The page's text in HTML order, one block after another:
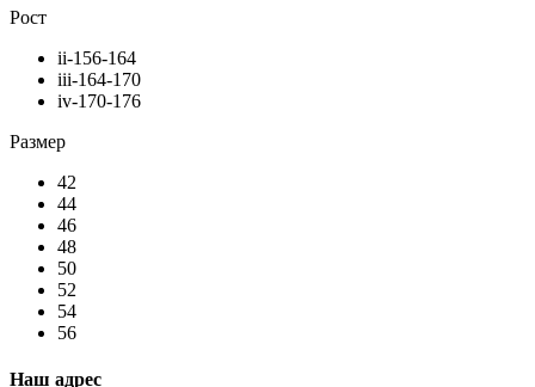
Рост
ii-156-164
iii-164-170
iv-170-176
Размер
42
44
46
48
50
52
54
56
Наш адрес